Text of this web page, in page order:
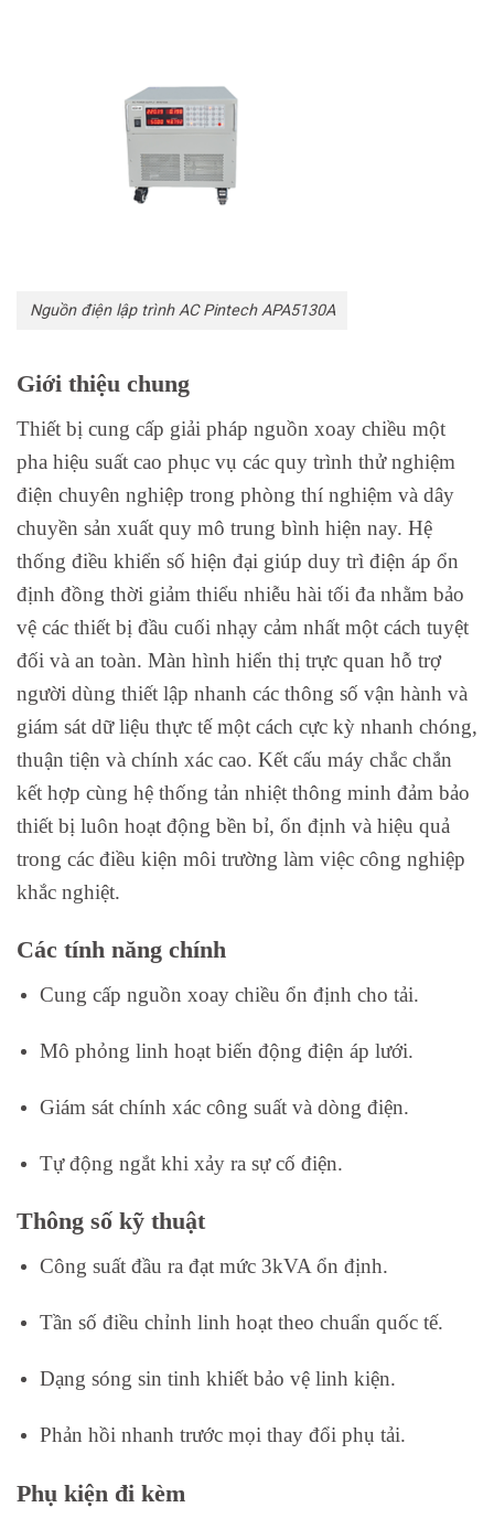
Nguồn điện lập trình AC Pintech APA5130A
Giới thiệu chung
Thiết bị cung cấp giải pháp nguồn xoay chiều một
pha hiệu suất cao phục vụ các quy trình thử nghiệm
điện chuyên nghiệp trong phòng thí nghiệm và dây
chuyền sản xuất quy mô trung bình hiện nay. Hệ
thống điều khiển số hiện đại giúp duy trì điện áp ổn
định đồng thời giảm thiểu nhiễu hài tối đa nhằm bảo
vệ các thiết bị đầu cuối nhạy cảm nhất một cách tuyệt
đối và an toàn. Màn hình hiển thị trực quan hỗ trợ
người dùng thiết lập nhanh các thông số vận hành và
giám sát dữ liệu thực tế một cách cực kỳ nhanh chóng,
thuận tiện và chính xác cao. Kết cấu máy chắc chắn
kết hợp cùng hệ thống tản nhiệt thông minh đảm bảo
thiết bị luôn hoạt động bền bỉ, ổn định và hiệu quả
trong các điều kiện môi trường làm việc công nghiệp
khắc nghiệt.
Các tính năng chính
Cung cấp nguồn xoay chiều ổn định cho tải.
Mô phỏng linh hoạt biến động điện áp lưới.
Giám sát chính xác công suất và dòng điện.
Tự động ngắt khi xảy ra sự cố điện.
Thông số kỹ thuật
Công suất đầu ra đạt mức 3kVA ổn định.
Tần số điều chỉnh linh hoạt theo chuẩn quốc tế.
Dạng sóng sin tinh khiết bảo vệ linh kiện.
Phản hồi nhanh trước mọi thay đổi phụ tải.
Phụ kiện đi kèm